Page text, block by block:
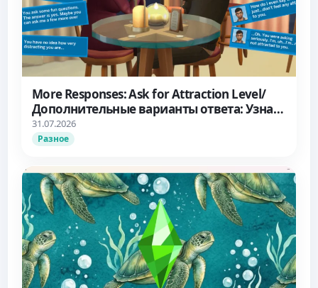
More Responses: Ask for Attraction Level/
Дополнительные варианты ответа: Узнать
об уровне влечения
31.07.2026
Разное